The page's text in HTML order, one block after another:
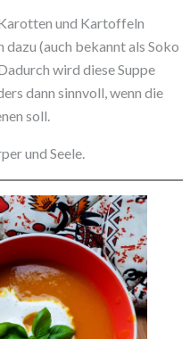
und Kartoffeln
(auch bekannt als Soko
wird diese Suppe
dann sinnvoll, wenn die
soll.
und Seele.